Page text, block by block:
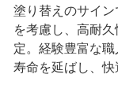
塗り替えのサイ
を考慮し、高耐
定。経験豊富な
寿命を延ばし、快